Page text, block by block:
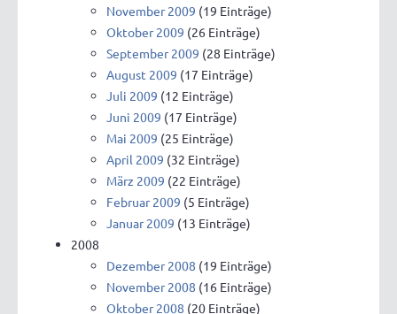
November 2009 (19 Einträge)
Oktober 2009 (26 Einträge)
September 2009 (28 Einträge)
August 2009 (17 Einträge)
Juli 2009 (12 Einträge)
Juni 2009 (17 Einträge)
Mai 2009 (25 Einträge)
April 2009 (32 Einträge)
März 2009 (22 Einträge)
Februar 2009 (5 Einträge)
Januar 2009 (13 Einträge)
2008
Dezember 2008 (19 Einträge)
November 2008 (16 Einträge)
Oktober 2008 (20 Einträge)